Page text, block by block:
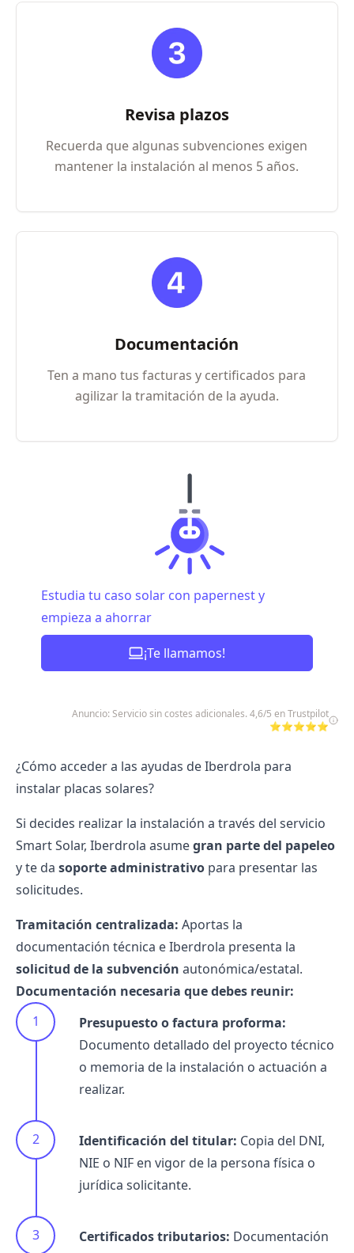
Revisa plazos
Recuerda que algunas subvenciones exigen
mantener la instalación al menos 5 años.
Documentación
Ten a mano tus facturas y certificados para
agilizar la tramitación de la ayuda.
Estudia tu caso solar con papernest y
empieza a ahorrar
¡Te llamamos!
Anuncio: Servicio sin costes adicionales. 4,6/5 en Trustpilot
⭐⭐⭐⭐⭐
¿Cómo acceder a las ayudas de Iberdrola para
instalar placas solares?
Si decides realizar la instalación a través del servicio
Smart Solar, Iberdrola asumegran parte del papeleo
y te da soporte administrativo para presentar las
solicitudes.
Tramitación centralizada: Aportas la
documentación técnica e Iberdrola presenta la
solicitud de la subvención autonómica/estatal.
Documentación necesaria que debes reunir:
Presupuesto o factura proforma:
Documento detallado del proyecto técnico
o memoria de la instalación o actuación a
realizar.
Identificación del titular: Copia del DNI,
NIE o NIF en vigor de la persona física o
jurídica solicitante.
Certificados tributarios: Documentación